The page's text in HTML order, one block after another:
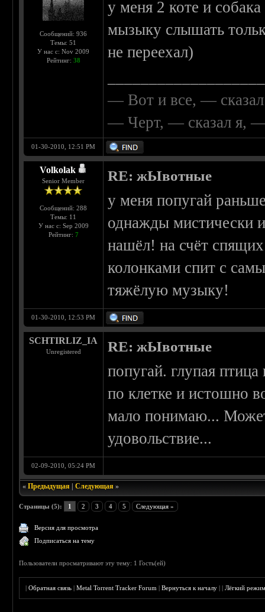
Сообщений: 936
Темы: 51
У нас с: Nov 2009
Рейтинг: 38
у меня 2 коте и
мызыку слышать
не переехал)
— Вот и все, —
— Черт, — сказал я, —
01-30-2010, 12:51 PM
Volkolak
Senior Member
Сообщений: 288
Темы: 11
У нас с: Sep 2009
Рейтинг: 7
RE: жЫвотные
у меня попугай
однажды мистически
нашёл! на счёт
колонками спит с
тяжёлую музыку!
01-30-2010, 12:53 PM
SCHTIRLIZ_IA
Unregistered RE: жЫвотные
попугай. глупая
по клетке и истошно
мало понимаю...
удовольствие...
02-09-2010, 05:24 PM
«Предыдущая |Следующая »
Страницы (5): 1 2 3 4 5 Следующая »
Версия для просмотра
Подписаться на тему
Пользователи просматривают эту тему: 1 Гость(ей)
|Обратная связь |Metal Torrent Tracker Forum |Вернуться к началу ||Лёгкий